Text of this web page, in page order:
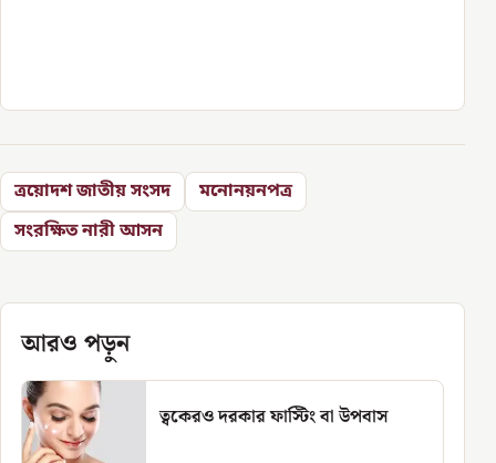
ত্রয়োদশ জাতীয় সংসদ
মনোনয়নপত্র
সংরক্ষিত নারী আসন
আরও পড়ুন
ত্বকেরও দরকার ফাস্টিং বা উপবাস